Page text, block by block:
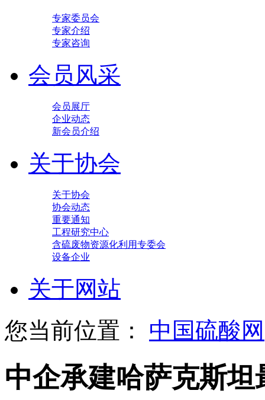
专家委员会
专家介绍
专家咨询
会员风采
会员展厅
企业动态
新会员介绍
关于协会
关于协会
协会动态
重要通知
工程研究中心
含硫废物资源化利用专委会
设备企业
关于网站
您当前位置： 中国硫酸网
中企承建哈萨克斯